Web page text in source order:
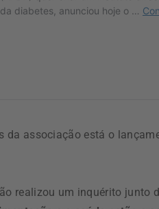
da associação está o
realizou um inquérito